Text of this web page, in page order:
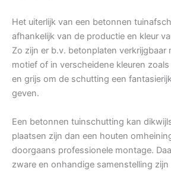
Het uiterlijk van een betonnen
afhankelijk van de productie en kleur
Zo zijn er b.v. betonplaten verkrijgbaar
motief of in verscheidene kleuren
en grijs om de schutting een
geven.
Een betonnen tuinschutting kan
plaatsen zijn dan een houten
doorgaans professionele montage.
zware en onhandige samenstelling